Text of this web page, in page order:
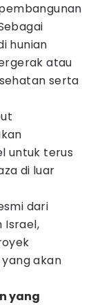
hunian
atau
serta
untuk terus
di luar
dari
Israel,
akan
yang